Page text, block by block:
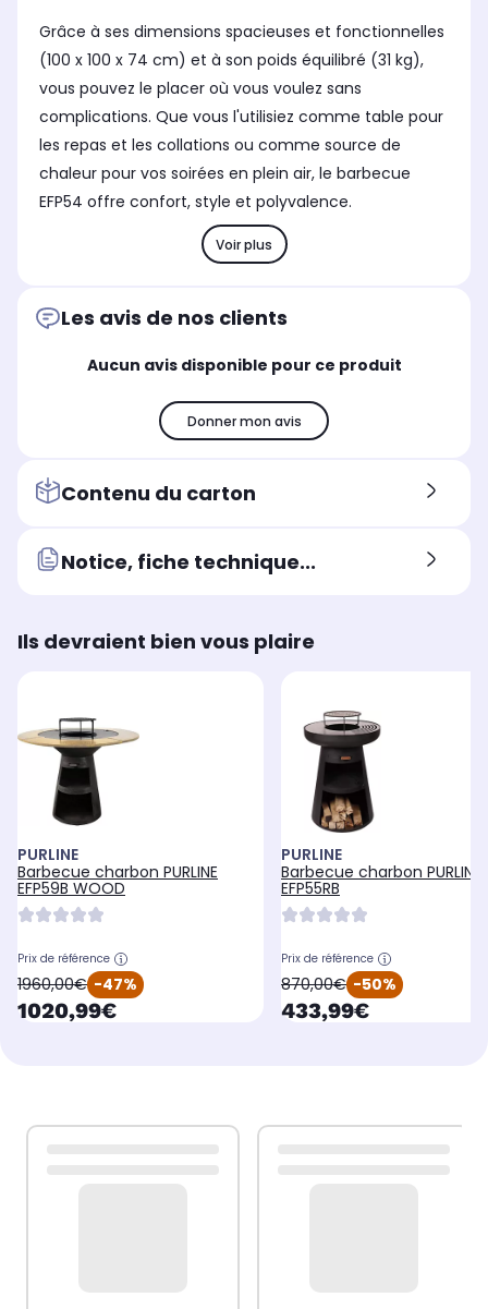
Grâce à ses dimensions spacieuses et fonctionnelles
(100 x 100 x 74 cm) et à son poids équilibré (31 kg),
vous pouvez le placer où vous voulez sans
complications. Que vous l'utilisiez comme table pour
les repas et les collations ou comme source de
chaleur pour vos soirées en plein air, le barbecue
EFP54 offre confort, style et polyvalence.
Voir plus
Les avis de nos clients
Aucun avis disponible pour ce produit
Donner mon avis
Contenu du carton
Notice, fiche technique...
Ils devraient bien vous plaire
PURLINE
Barbecue charbon PURLINE
EFP59B WOOD
Prix de référence
oldPrice
1960,00€ -47%
currentPrice
1020,99€
PURLINE
Barbecue charbon PURLINE
EFP55RB
Prix de référence
oldPrice
870,00€ -50%
currentPrice
433,99€